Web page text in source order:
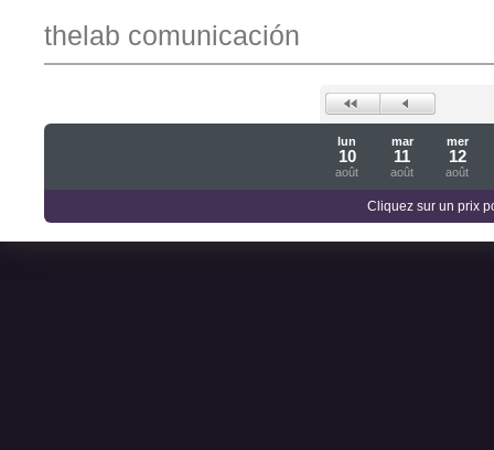
thelab comunicación
lun
10
août
mar
11
août
mer
12
août
Cliquez sur un prix